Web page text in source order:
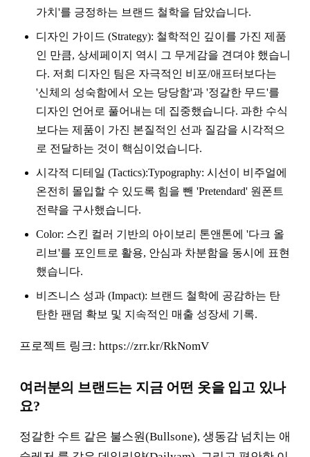
가치'를 긍정하는 브랜드 철학을 담았습니다.
디자인 가이드 (Strategy): 철학적인 깊이를 가진 제품
인 만큼, 상세페이지 역시 그 무게감을 견뎌야 했습니
다. 저희 디자인 팀은 자극적인 비포/애프터보다는
'신체의 성숙함에서 오는 당당함'과 '정갈한 무드'를
디자인 언어로 풀어내는 데 집중했습니다. 과한 수식
보다는 제품이 가진 본질적인 선과 질감을 시각적으
로 전달하는 것이 핵심이었습니다.
시각적 디테일 (Tactics):Typography: 시선이 비주얼에
온전히 몰입할 수 있도록 힘을 뺀 'Pretendard' 원폰트
전략을 구사했습니다.
Color: 스킨 컬러 기반의 아이보리 톤앤톤에 '다크 올
리브'를 포인트로 활용, 안심과 차분함을 동시에 표현
했습니다.
비즈니스 성과 (Impact): 브랜드 철학에 공감하는 탄
탄한 팬덤 확보 및 지속적인 매출 성장세 기록.
프로젝트 링크: https://zrr.kr/RkNomV
여러분의 브랜드는 지금 어떤 옷을 입고 있나
요?
정갈한 수트 같은 불스원(Bullsone), 생동감 넘치는 애